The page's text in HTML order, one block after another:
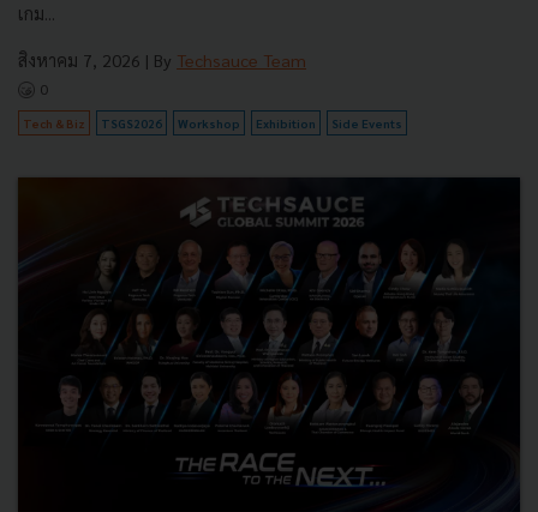
เกม...
สิงหาคม 7, 2026 | By Techsauce Team
0
Tech & Biz TSGS2026 Workshop Exhibition Side Events